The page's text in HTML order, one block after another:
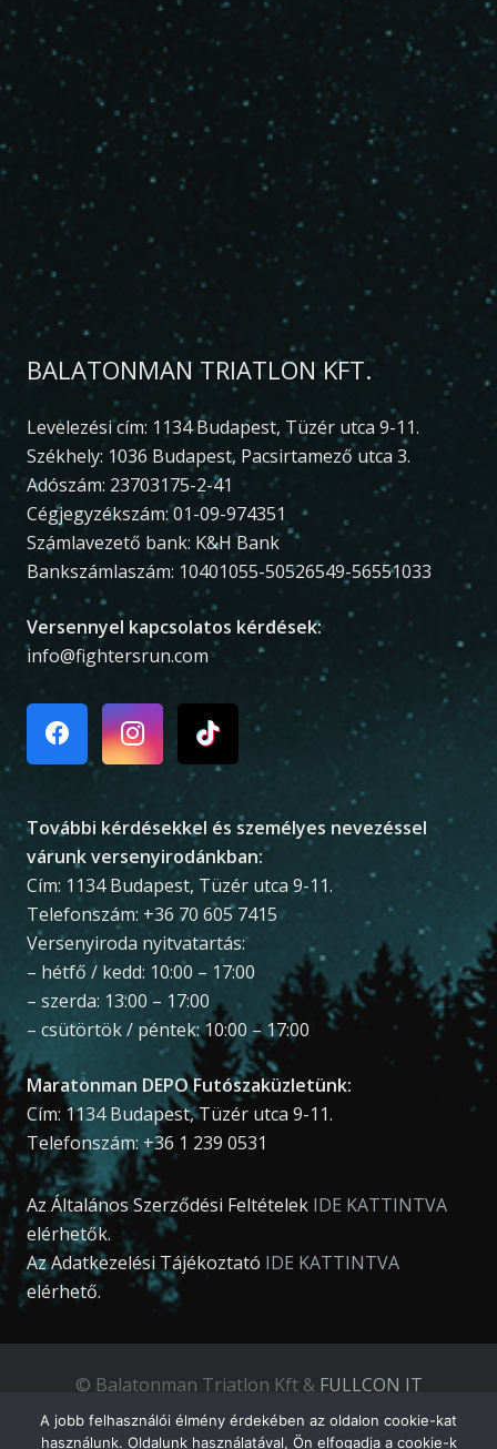
BALATONMAN TRIATLON KFT.
Levelezési cím: 1134 Budapest, Tüzér utca 9-11.
Székhely: 1036 Budapest, Pacsirtamező utca 3.
Adószám: 23703175-2-41
Cégjegyzékszám: 01-09-974351
Számlavezető bank: K&H Bank
Bankszámlaszám: 10401055-50526549-56551033
Versennyel kapcsolatos kérdések:
info@fightersrun.com
További kérdésekkel és személyes nevezéssel
várunk versenyirodánkban:
Cím: 1134 Budapest, Tüzér utca 9-11.
Telefonszám: +36 70 605 7415
Versenyiroda nyitvatartás:
– hétfő / kedd: 10:00 – 17:00
– szerda: 13:00 – 17:00
– csütörtök / péntek: 10:00 – 17:00
Maratonman DEPO Futószaküzletünk:
Cím: 1134 Budapest, Tüzér utca 9-11.
Telefonszám: +36 1 239 0531
Az Általános Szerződési Feltételek IDE KATTINTVA
elérhetők.
Az Adatkezelési Tájékoztató IDE KATTINTVA
elérhető.
© Balatonman Triatlon Kft & FULLCON IT
Development Kft.
A jobb felhasználói élmény érdekében az oldalon cookie-kat
használunk. Oldalunk használatával, Ön elfogadja a cookie-k